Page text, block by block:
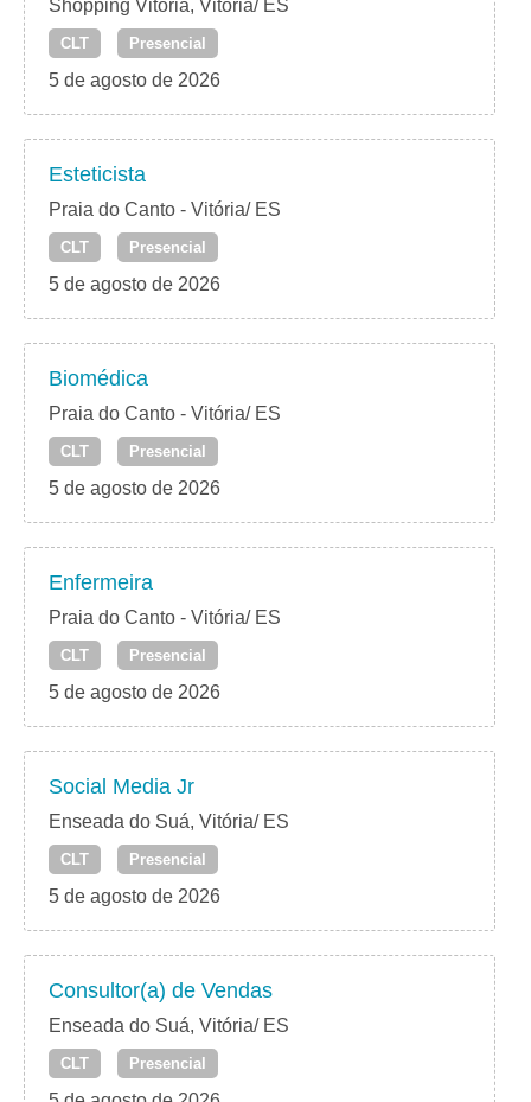
Shopping Vitória, Vitória/ ES
CLT Presencial
5 de agosto de 2026
Esteticista
Praia do Canto - Vitória/ ES
CLT Presencial
5 de agosto de 2026
Biomédica
Praia do Canto - Vitória/ ES
CLT Presencial
5 de agosto de 2026
Enfermeira
Praia do Canto - Vitória/ ES
CLT Presencial
5 de agosto de 2026
Social Media Jr
Enseada do Suá, Vitória/ ES
CLT Presencial
5 de agosto de 2026
Consultor(a) de Vendas
Enseada do Suá, Vitória/ ES
CLT Presencial